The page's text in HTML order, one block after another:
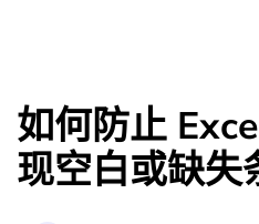
如何防止
现空白或缺失